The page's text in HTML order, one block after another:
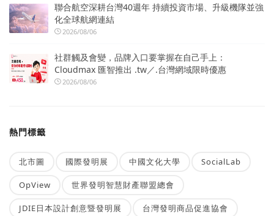
聯合航空深耕台灣40週年 持續投資市場、升級機隊並強
化全球航網連結
2026/08/06
社群觸及會變，品牌入口要掌握在自己手上：
Cloudmax 匯智推出 .tw／.台灣網域限時優惠
2026/08/06
熱門標籤
北市圖 國際發明展 中國文化大學 SocialLab
OpView 世界發明智慧財產聯盟總會
JDIE日本設計創意暨發明展 台灣發明商品促進協會